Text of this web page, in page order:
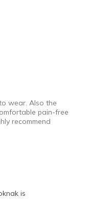
wear. Also the
pain-free
recommend
is